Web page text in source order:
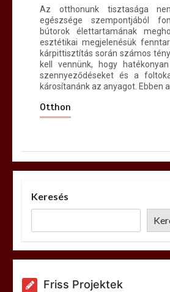
Az otthonunk tisztasága
egészsége szempontjából
bútorok élettartamának
esztétikai megjelenésük
kárpittisztítás során számos
kell vennünk, hogy
szennyeződéseket és a
károsítanánk az anyagot. Ebben
Otthon
Keresés
Friss Projektek